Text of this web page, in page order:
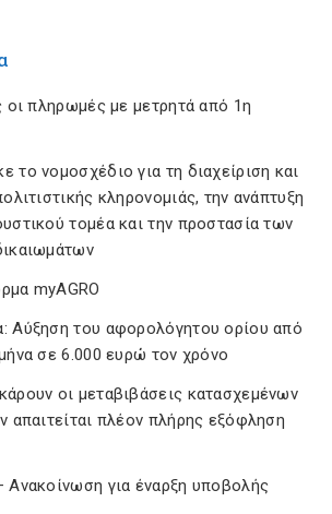
οι πληρωμές με μετρητά από 1η
το νομοσχέδιο για τη διαχείριση και
κληρονομιάς, την ανάπτυξη
τομέα και την προστασία των
myAGRO
Αύξηση του αφορολόγητου ορίου από
σε 6.000 ευρώ τον χρόνο
οι μεταβιβάσεις κατασχεμένων
απαιτείται πλέον πλήρης εξόφληση
Ανακοίνωση για έναρξη υποβολής